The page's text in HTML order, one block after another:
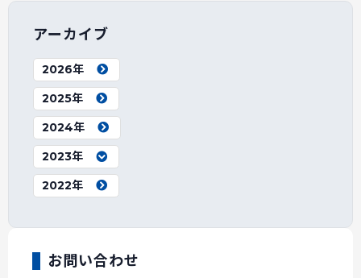
アーカイブ
2026年
2025年
2024年
2023年
2022年
お問い合わせ